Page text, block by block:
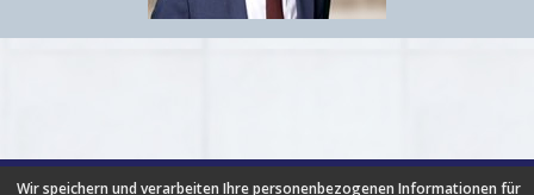
HILFE | FAQ | AGB | NUTZUNGSBEDINGUNGEN |
Wir speichern und verarbeiten Ihre personenbezogenen Informationen für